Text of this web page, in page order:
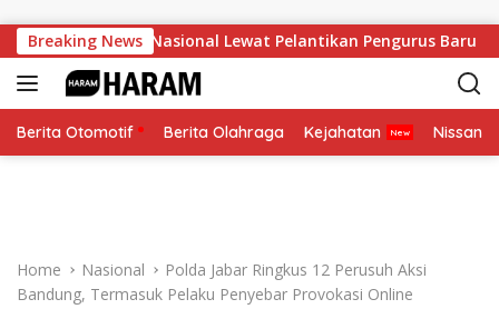
Breaking News
Soliditas Nasional Lewat Pelantikan Pengurus Baru
Berita Otomotif Berita Olahraga Kejahatan Nissan
Home Nasional
Polda Jabar Ringkus 12 Perusuh Aksi
Bandung, Termasuk Pelaku Penyebar Provokasi Online